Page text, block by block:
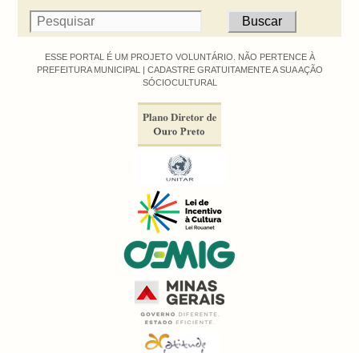
ESSE PORTAL É UM PROJETO VOLUNTÁRIO. NÃO PERTENCE À
PREFEITURA MUNICIPAL | CADASTRE GRATUITAMENTE A SUA AÇÃO
SÓCIOCULTURAL